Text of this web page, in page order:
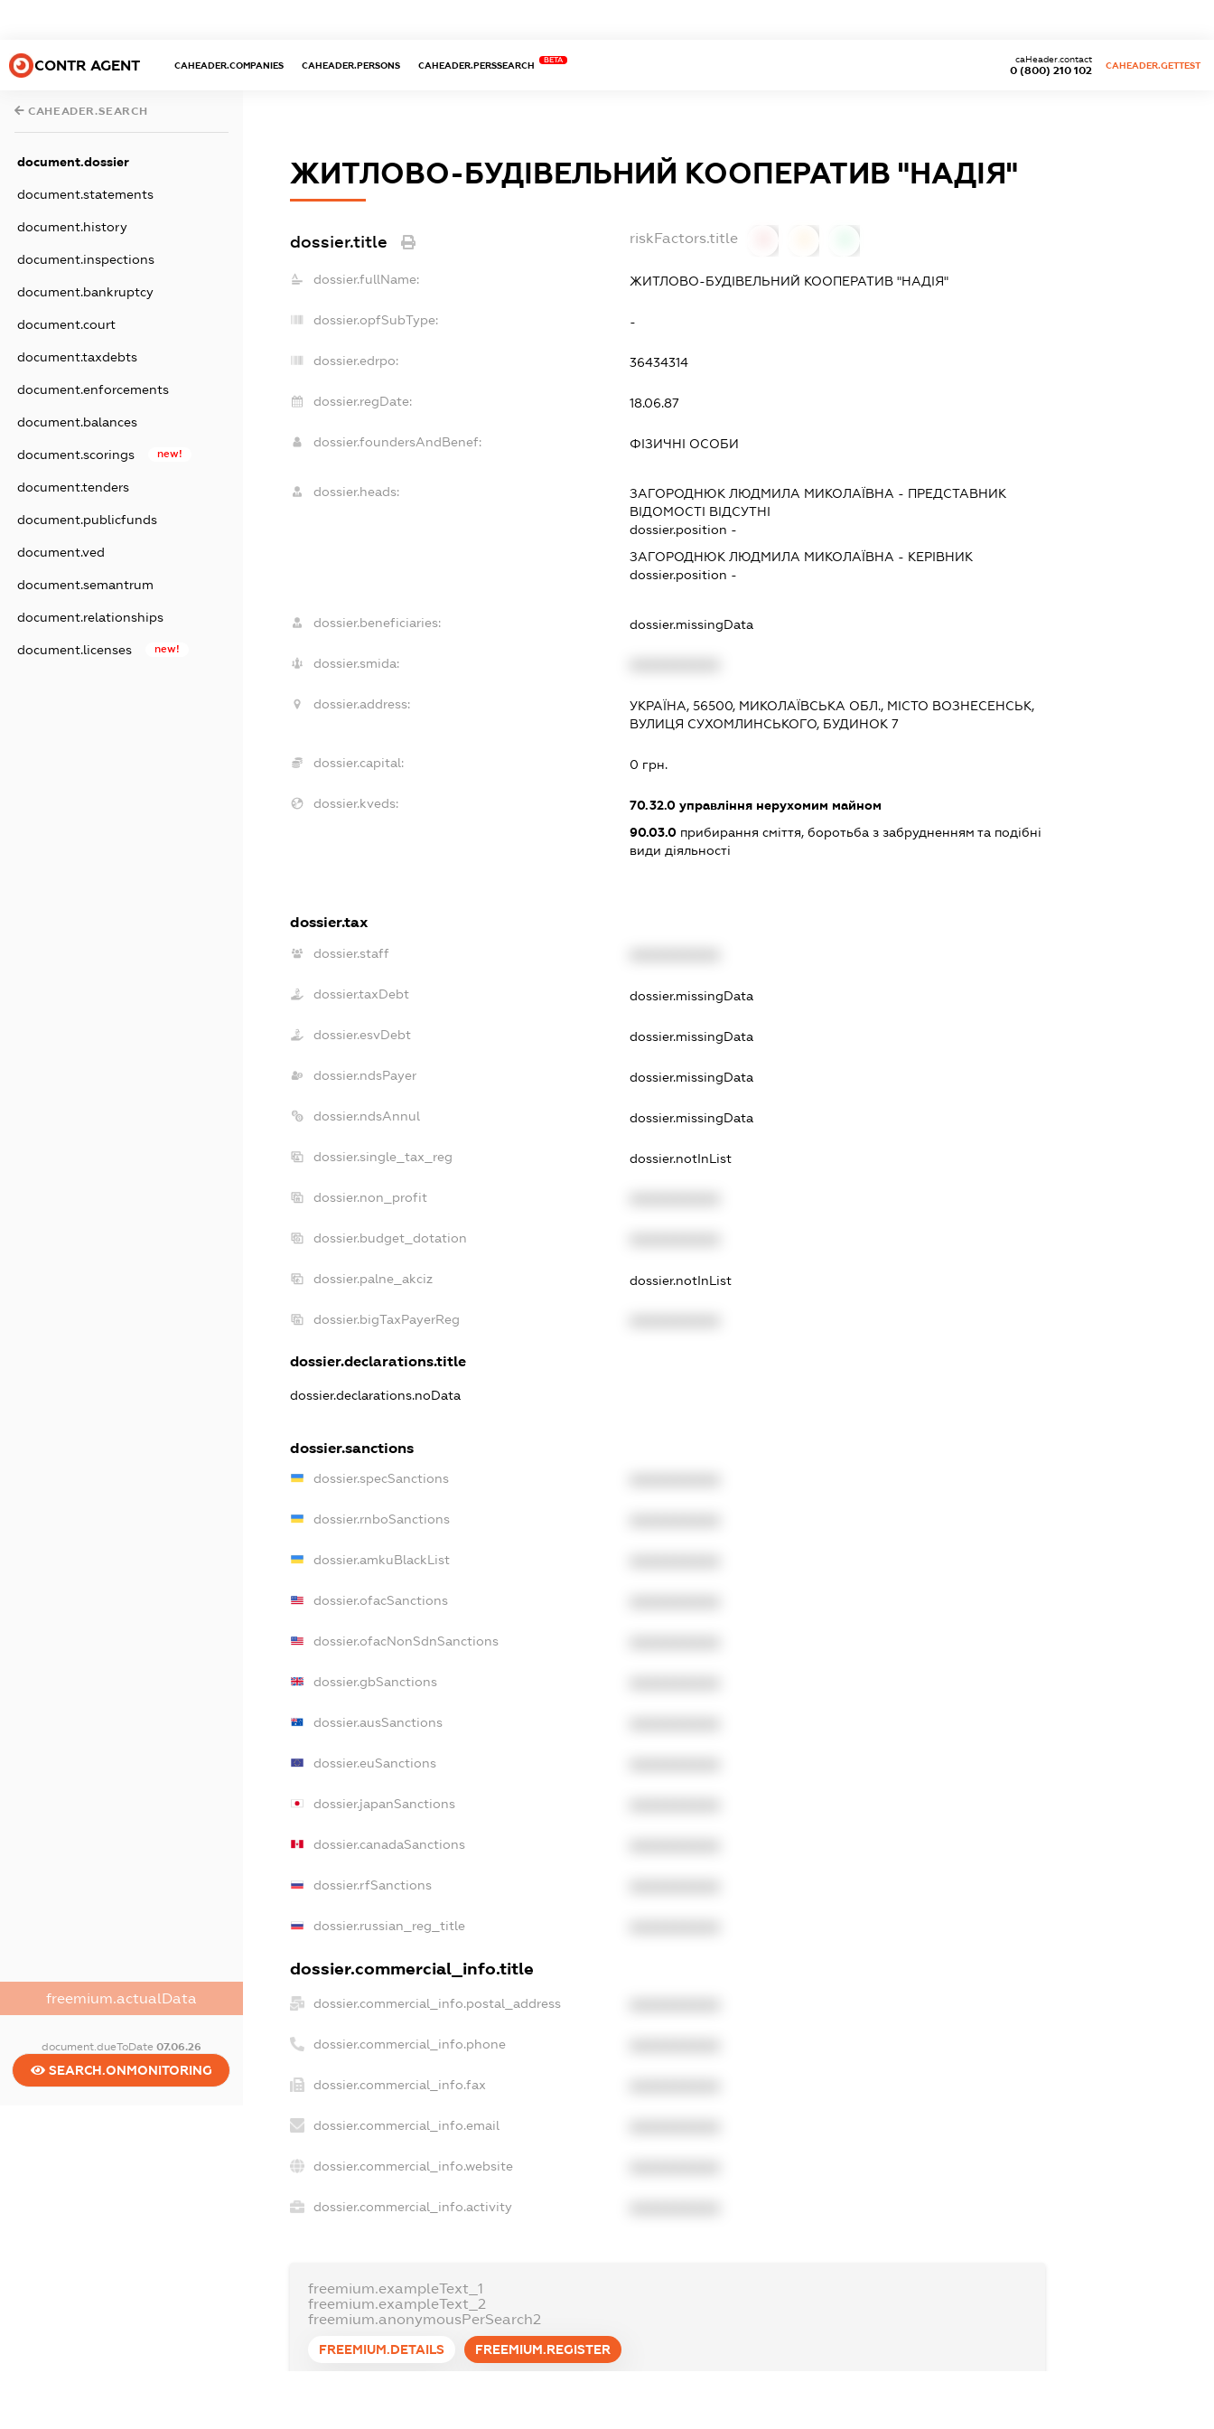
CONTR AGENT CAHEADER.COMPANIES CAHEADER.PERSONS CAHEADER.PERSSEARCH
BETA
0 (800) 210 102
caHeader.contact
CAHEADER.GETTEST
CAHEADER.SEARCH
document.dossier
document.statements
document.history
document.inspections
document.bankruptcy
document.court
document.taxdebts
document.enforcements
document.balances
document.scorings new!
document.tenders
document.publicfunds
document.ved
document.semantrum
document.relationships
document.licenses new!
freemium.actualData
document.dueToDate 07.06.26
SEARCH.ONMONITORING
ЖИТЛОВО-БУДІВЕЛЬНИЙ КООПЕРАТИВ "НАДІЯ"
dossier.title riskFactors.title
dossier.fullName: ЖИТЛОВО-БУДІВЕЛЬНИЙ КООПЕРАТИВ "НАДІЯ"
dossier.opfSubType: -
dossier.edrpo: 36434314
dossier.regDate: 18.06.87
dossier.foundersAndBenef: ФІЗИЧНІ ОСОБИ
dossier.heads: ЗАГОРОДНЮК ЛЮДМИЛА МИКОЛАЇВНА - ПРЕДСТАВНИК
ВІДОМОСТІ ВІДСУТНІ
dossier.position -
ЗАГОРОДНЮК ЛЮДМИЛА МИКОЛАЇВНА - КЕРІВНИК
dossier.position -
dossier.beneficiaries: dossier.missingData
dossier.smida:
dossier.address:
УКРАЇНА, 56500, МИКОЛАЇВСЬКА ОБЛ., МІСТО ВОЗНЕСЕНСЬК,
ВУЛИЦЯ СУХОМЛИНСЬКОГО, БУДИНОК 7
dossier.capital: 0 грн.
dossier.kveds: 70.32.0 управління нерухомим майном
90.03.0 прибирання сміття, боротьба з забрудненням та подібні
види діяльності
dossier.tax
dossier.staff
dossier.taxDebt dossier.missingData
dossier.esvDebt dossier.missingData
dossier.ndsPayer dossier.missingData
dossier.ndsAnnul dossier.missingData
dossier.single_tax_reg dossier.notInList
dossier.non_profit
dossier.budget_dotation
dossier.palne_akciz dossier.notInList
dossier.bigTaxPayerReg
dossier.declarations.title
dossier.declarations.noData
dossier.sanctions
dossier.specSanctions
dossier.rnboSanctions
dossier.amkuBlackList
dossier.ofacSanctions
dossier.ofacNonSdnSanctions
dossier.gbSanctions
dossier.ausSanctions
dossier.euSanctions
dossier.japanSanctions
dossier.canadaSanctions
dossier.rfSanctions
dossier.russian_reg_title
dossier.commercial_info.title
dossier.commercial_info.postal_address
dossier.commercial_info.phone
dossier.commercial_info.fax
dossier.commercial_info.email
dossier.commercial_info.website
dossier.commercial_info.activity
freemium.exampleText_1
freemium.exampleText_2
freemium.anonymousPerSearch2
FREEMIUM.DETAILS FREEMIUM.REGISTER